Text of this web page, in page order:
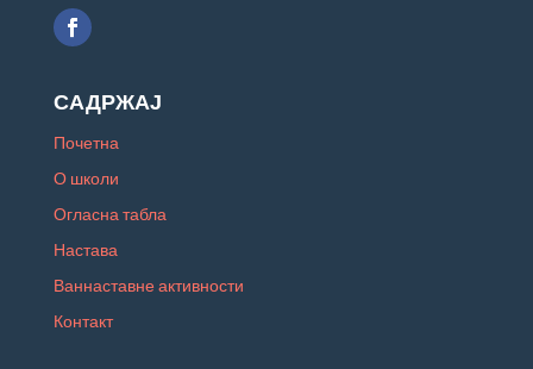
САДРЖАЈ
Почетна
О школи
Огласна табла
Настава
Ваннаставне активности
Контакт